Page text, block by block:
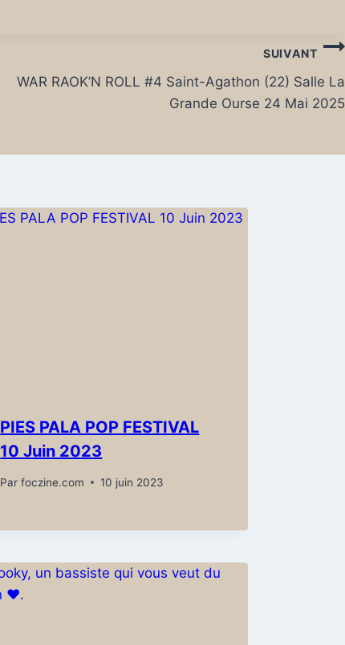
SUIVANT
WAR RAOK’N ROLL #4 Saint-Agathon (22) Salle La
Grande Ourse 24 Mai 2025
PIES PALA POP FESTIVAL
10 Juin 2023
Par foczine.com 10 juin 2023